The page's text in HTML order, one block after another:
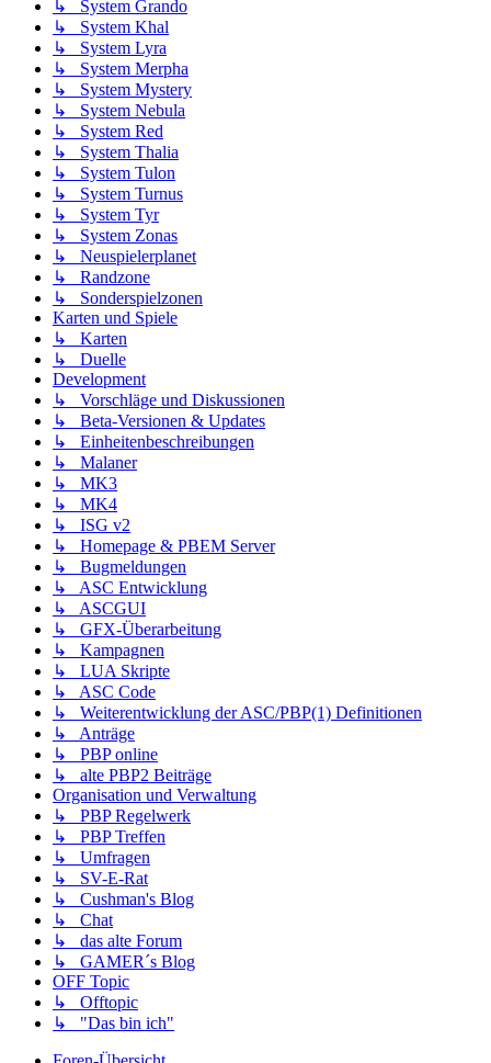
↳ System Grando
↳ System Khal
↳ System Lyra
↳ System Merpha
↳ System Mystery
↳ System Nebula
↳ System Red
↳ System Thalia
↳ System Tulon
↳ System Turnus
↳ System Tyr
↳ System Zonas
↳ Neuspielerplanet
↳ Randzone
↳ Sonderspielzonen
Karten und Spiele
↳ Karten
↳ Duelle
Development
↳ Vorschläge und Diskussionen
↳ Beta-Versionen & Updates
↳ Einheitenbeschreibungen
↳ Malaner
↳ MK3
↳ MK4
↳ ISG v2
↳ Homepage & PBEM Server
↳ Bugmeldungen
↳ ASC Entwicklung
↳ ASCGUI
↳ GFX-Überarbeitung
↳ Kampagnen
↳ LUA Skripte
↳ ASC Code
↳ Weiterentwicklung der ASC/PBP(1) Definitionen
↳ Anträge
↳ PBP online
↳ alte PBP2 Beiträge
Organisation und Verwaltung
↳ PBP Regelwerk
↳ PBP Treffen
↳ Umfragen
↳ SV-E-Rat
↳ Cushman's Blog
↳ Chat
↳ das alte Forum
↳ GAMER´s Blog
OFF Topic
↳ Offtopic
↳ "Das bin ich"